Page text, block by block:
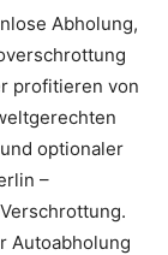
Abholung,
profitieren von
optionaler
–
Autoabholung